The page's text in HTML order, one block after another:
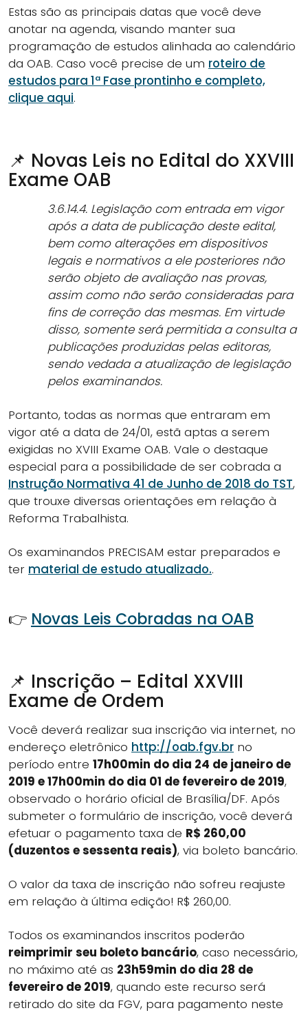
Estas são as principais datas que você deve
anotar na agenda, visando manter sua
programação de estudos alinhada ao calendário
da OAB. Caso você precise de um roteiro de
estudos para 1ª Fase prontinho e completo,
clique aqui.
📌 Novas Leis no Edital do XXVIII
Exame OAB
3.6.14.4. Legislação com entrada em vigor
após a data de publicação deste edital,
bem como alterações em dispositivos
legais e normativos a ele posteriores não
serão objeto de avaliação nas provas,
assim como não serão consideradas para
fins de correção das mesmas. Em virtude
disso, somente será permitida a consulta a
publicações produzidas pelas editoras,
sendo vedada a atualização de legislação
pelos examinandos.
Portanto, todas as normas que entraram em
vigor até a data de 24/01, estã aptas a serem
exigidas no XVIII Exame OAB. Vale o destaque
especial para a possibilidade de ser cobrada a
Instrução Normativa 41 de Junho de 2018 do TST,
que trouxe diversas orientações em relação à
Reforma Trabalhista.
Os examinandos PRECISAM estar preparados e
ter material de estudo atualizado..
👉 Novas Leis Cobradas na OAB
📌 Inscrição – Edital XXVIII
Exame de Ordem
Você deverá realizar sua inscrição via internet, no
endereço eletrônico http://oab.fgv.br no
período entre 17h00min do dia 24 de janeiro de
2019 e 17h00min do dia 01 de fevereiro de 2019,
observado o horário oficial de Brasília/DF. Após
submeter o formulário de inscrição, você deverá
efetuar o pagamento taxa de R$ 260,00
(duzentos e sessenta reais), via boleto bancário.
O valor da taxa de inscrição não sofreu reajuste
em relação à última edição! R$ 260,00.
Todos os examinandos inscritos poderão
reimprimir seu boleto bancário, caso necessário,
no máximo até as 23h59min do dia 28 de
fevereiro de 2019, quando este recurso será
retirado do site da FGV, para pagamento neste